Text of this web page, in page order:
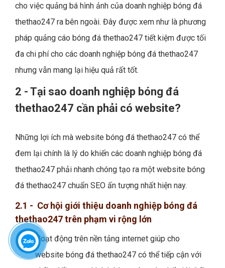
cho việc quảng bá hình ảnh của doanh nghiệp bóng đá
thethao247 ra bên ngoài. Đây được xem như là phương
pháp quảng cáo bóng đá thethao247 tiết kiệm được tối
đa chi phí cho các doanh nghiệp bóng đá thethao247
nhưng vẫn mang lại hiệu quả rất tốt.
2 - Tại sao doanh nghiệp bóng đá
thethao247 cần phải có website?
Những lợi ích mà website bóng đá thethao247 có thể
đem lại chính là lý do khiến các doanh nghiệp bóng đá
thethao247 phải nhanh chóng tạo ra một website bóng
đá thethao247 chuẩn SEO ấn tượng nhất hiện nay.
2.1 - Cơ hội giới thiệu doanh nghiệp bóng đá
thethao247 trên phạm vi rộng lớn
Hoạt động trên nền tảng internet giúp cho
website bóng đá thethao247 có thể tiếp cận với